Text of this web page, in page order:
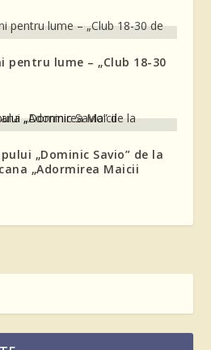
pentru lume – „Club 18-30
„Dominic Savio” de la
„Adormirea Maicii